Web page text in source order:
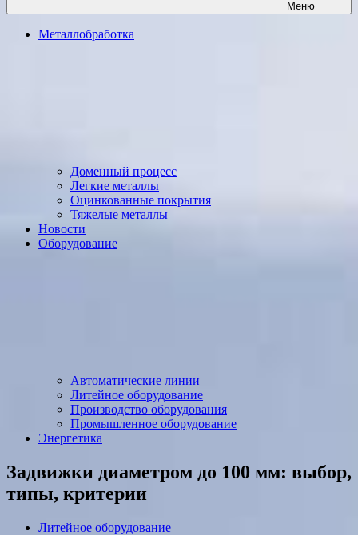
Меню
Металлобработка
Доменный процесс
Легкие металлы
Оцинкованные покрытия
Тяжелые металлы
Новости
Оборудование
Автоматические линии
Литейное оборудование
Производство оборудования
Промышленное оборудование
Энергетика
Задвижки диаметром до 100 мм: выбор,
типы, критерии
Литейное оборудование